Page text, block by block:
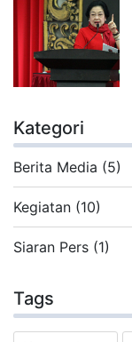
Kategori
Berita Media (5)
Kegiatan (10)
Siaran Pers (1)
Tags